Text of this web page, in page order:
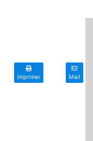
Imprimer Mail